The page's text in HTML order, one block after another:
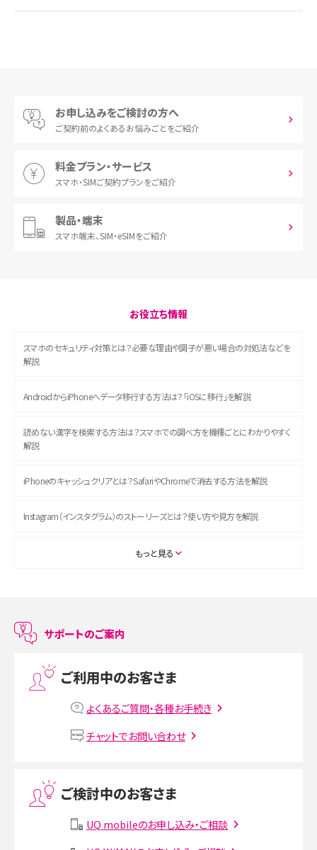
お申し込みをご検討の方へ
ご契約前のよくあるお悩みごとをご紹介
料金プラン・サービス
スマホ・SIMご契約プランをご紹介
製品・端末
スマホ端末、SIM・eSIMをご紹介
お役立ち情報
スマホのセキュリティ対策とは？必要な理由や調子が悪い場合の対処法などを
解説
AndroidからiPhoneへデータ移行する方法は？「iOSに移行」を解説
読めない漢字を検索する方法は？スマホでの調べ方を機種ごとにわかりやすく
解説
iPhoneのキャッシュクリアとは？SafariやChromeで消去する方法を解説
Instagram（インスタグラム）のストーリーズとは？使い方や見方を解説
ASMRとは？初心者向けの代表ジャンルや楽しみ方を解説
LINEで友だちを削除する方法は？方法ごとの影響や復活・復元する方法も解説
MNOとは？MVNOやMVNEとの違いやメリット・デメリットを解説
VPN接続とは？仕組みや必要性、メリット・デメリット、接続方法を解説
Instagram（インスタグラム）でスクショするとバレる？バレるケースや撮り方も解
もっと見る
サポートのご案内
ご利用中のお客さま
よくあるご質問・各種お手続き
チャットでお問い合わせ
ご検討中のお客さま
UQ mobileのお申し込み・ご相談